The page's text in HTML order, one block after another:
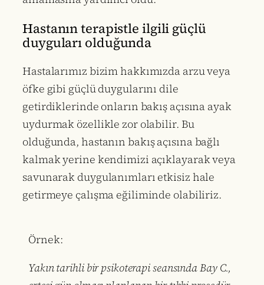
Hastanın terapistle ilgili güçlü
duyguları olduğunda
Hastalarımız bizim hakkımızda arzu veya
öfke gibi güçlü duygularını dile
getirdiklerinde onların bakış açısına ayak
uydurmak özellikle zor olabilir. Bu
olduğunda, hastanın bakış açısına bağlı
kalmak yerine kendimizi açıklayarak veya
savunarak duygulanımları etkisiz hale
getirmeye çalışma eğiliminde olabiliriz.
Örnek:
Yakın tarihli bir psikoterapi seansında Bay C.,